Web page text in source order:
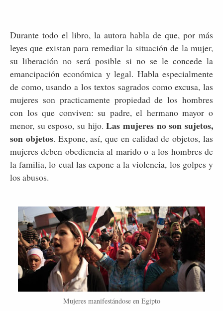
Durante todo el libro, la autora habla de que, por más
leyes que existan para remediar la situación de la mujer,
su liberación no será posible si no se le concede la
emancipación económica y legal. Habla especialmente
de como, usando a los textos sagrados como excusa, las
mujeres son practicamente propiedad de los hombres
con los que conviven: su padre, el hermano mayor o
menor, su esposo, su hijo.Las mujeres no son sujetos,
son objetos. Expone, así, que en calidad de objetos, las
mujeres deben obediencia al marido o a los hombres de
la familia, lo cual las expone a la violencia, los golpes y
los abusos.
Mujeres manifestándose en Egipto